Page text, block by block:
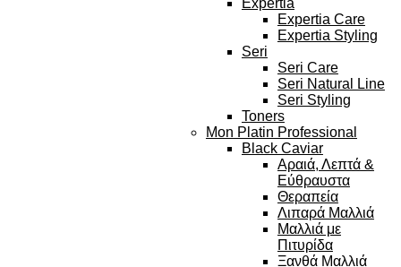
Expertia
Expertia Care
Expertia Styling
Seri
Seri Care
Seri Natural Line
Seri Styling
Toners
Mon Platin Professional
Black Caviar
Αραιά, Λεπτά &
Εύθραυστα
Θεραπεία
Λιπαρά Μαλλιά
Μαλλιά με
Πιτυρίδα
Ξανθά Μαλλιά